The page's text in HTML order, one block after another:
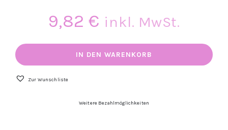
9,82€ inkl. MwSt.
Lack,
IN DEN WARENKORB
Zur Wunschliste
Weitere Bezahlmöglichkeiten